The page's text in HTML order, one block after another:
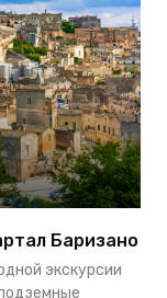
Баризано
экскурсии